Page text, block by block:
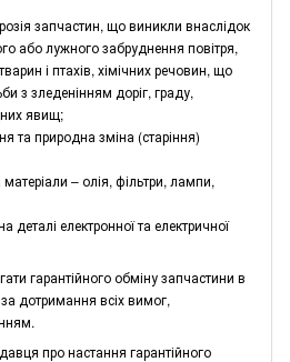
запчастин, що виникли внаслідок
або лужного забруднення повітря,
і птахів, хімічних речовин, що
з зледенінням доріг, граду,
явищ;
та природна зміна (старіння)
матеріали – олія, фільтри, лампи,
деталі електронної та електричної
гарантійного обміну запчастини в
за дотримання всіх вимог,
про настання гарантійного